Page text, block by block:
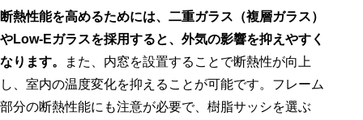
断熱性能を高めるためには、二重ガラス（複層ガラス）
やLow-Eガラスを採用すると、外気の影響を抑えやすく
なります。
また、内窓を設置することで断熱性が向上
し、室内の温度変化を抑えることが可能です。フレーム
部分の断熱性能にも注意が必要で、樹脂サッシを選ぶ